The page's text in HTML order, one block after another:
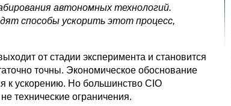
автономных технологий.
способы ускорить этот процесс,
от стадии эксперимента и становится
точны. Экономическое обоснование
к ускорению. Но большинство CIO
технические ограничения.